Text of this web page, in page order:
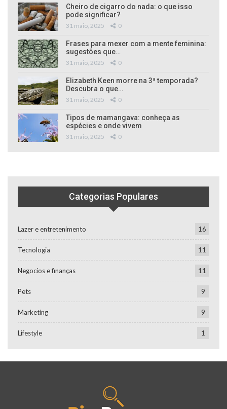
Cheiro de cigarro do nada: o que isso
pode significar?
31 maio, 2025 0
Frases para mexer com a mente feminina:
sugestões que…
31 maio, 2025 0
Elizabeth Keen morre na 3ª temporada?
Descubra o que…
31 maio, 2025 0
Tipos de mamangava: conheça as
espécies e onde vivem
31 maio, 2025 0
Categorias Populares
Lazer e entretenimento 16
Tecnologia 11
Negocios e finanças 11
Pets 9
Marketing 9
Lifestyle 1